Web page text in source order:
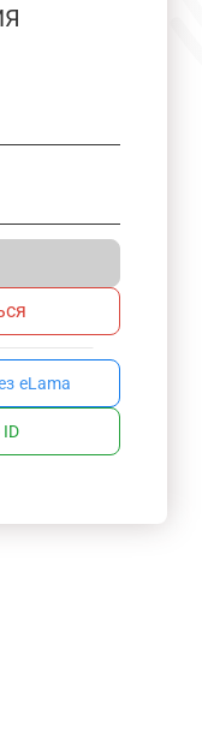
eLama